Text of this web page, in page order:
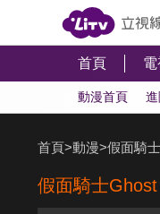
首頁
動漫首頁
首頁>動漫>假面騎
假面騎士